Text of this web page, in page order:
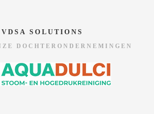
VDSA SOLUTIONS
DOCHTERONDERNEMINGEN